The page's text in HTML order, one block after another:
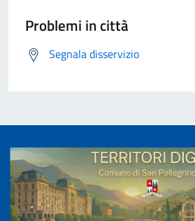
Problemi in città
Segnala disservizio